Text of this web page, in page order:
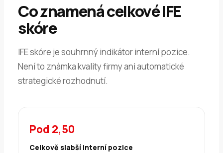
Co znamená celkové IFE
skóre
IFE skóre je souhrnný indikátor interní pozice.
Není to známka kvality firmy ani automatické
strategické rozhodnutí.
Pod 2,50
Celkově slabší interní pozice